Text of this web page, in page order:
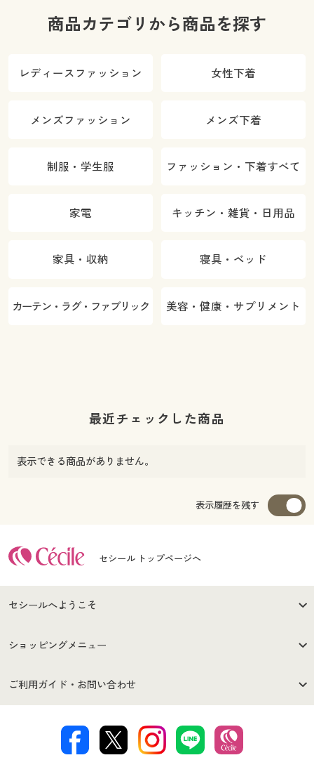
商品カテゴリから商品を探す
レディースファッション 女性下着
メンズファッション メンズ下着
制服・学生服 ファッション・下着すべて
家電 キッチン・雑貨・日用品
家具・収納 寝具・ベッド
カーテン・ラグ・ファブリック 美容・健康・サプリメント
最近チェックした商品
表示できる商品がありません。
表示履歴を残す
セシール トップページへ
セシールへようこそ
はじめての方へ
セシールご利用規約
著作権・商標について 会社案内
ショッピングメニュー
商品カテゴリ
ご利用ガイド・お問い合わせ
交換・返品は お支払は